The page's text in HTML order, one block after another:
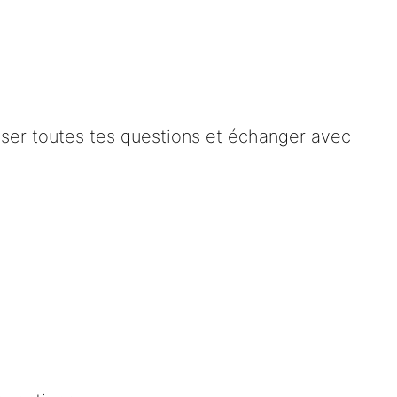
toutes tes questions et échanger avec